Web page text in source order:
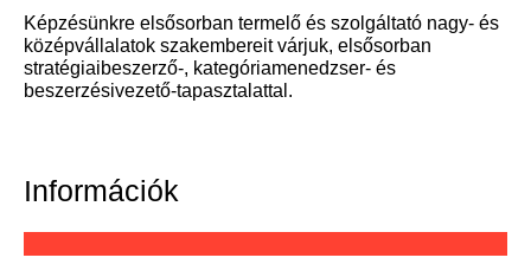
Képzésünkre elsősorban termelő és szolgáltató nagy- és
középvállalatok szakembereit várjuk, elsősorban
stratégiaibeszerző-, kategóriamenedzser- és
beszerzésivezető-tapasztalattal.
Információk